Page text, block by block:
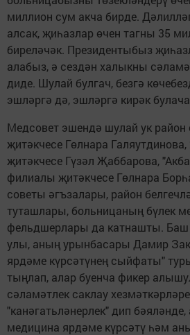
миллион сум акча бирде.
алсак, җиһазлар өчен тагны 35
биреләчәк. Президентыбыз
алабыз, ә сездән халыкны
диде. Шулай булгач, безгә
эшләргә дә, эшләргә кирәк
Медсовет эшендә шулай ук
җитәкчесе Гөлнара
җитәкчесе Гүзәл Җаббарова,
филиалы җитәкчесе Гөлнара
советы әгъзалары, район
туташлары, больницаның бүлек
фельдшерлары да катнашты. Баш
улы, аның урынбасары Дамир
ярдәме күрсәтүнең сыйфаты"
тыңлап, алар буенча фикер
сәламәтлек саклау
"канәгатьләнерлек" дип
медицина ярдәме күрсәтү һәм